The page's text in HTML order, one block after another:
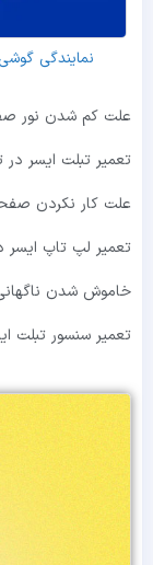
نمایندگی
علت کم شدن نور
تعمیر تبلت ایسر در
علت کار نکردن
تعمیر لپ تاپ ایسر
خاموش شدن
تعمیر سنسور تبلت